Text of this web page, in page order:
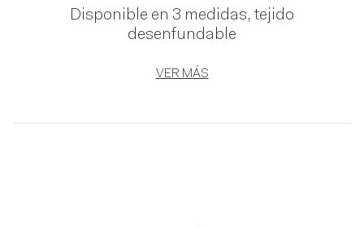
Disponible en 3 medidas, tejido
desenfundable
VER MÁS